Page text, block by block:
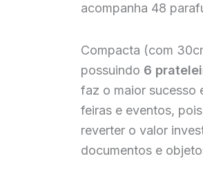
acompanha 48
Compacta (com
possuindo 6
faz o maior sucesso
feiras e eventos,
reverter o valor
documentos e